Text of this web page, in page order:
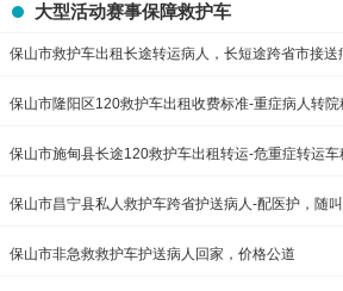
大型活动赛事保障救护车
保山市救护车出租长途转运病人，长短途跨省市接送
保山市隆阳区120救护车出租收费标准-重症病人转院
保山市施甸县长途120救护车出租转运-危重症转运车
保山市昌宁县私人救护车跨省护送病人-配医护，随叫
保山市非急救救护车护送病人回家，价格公道